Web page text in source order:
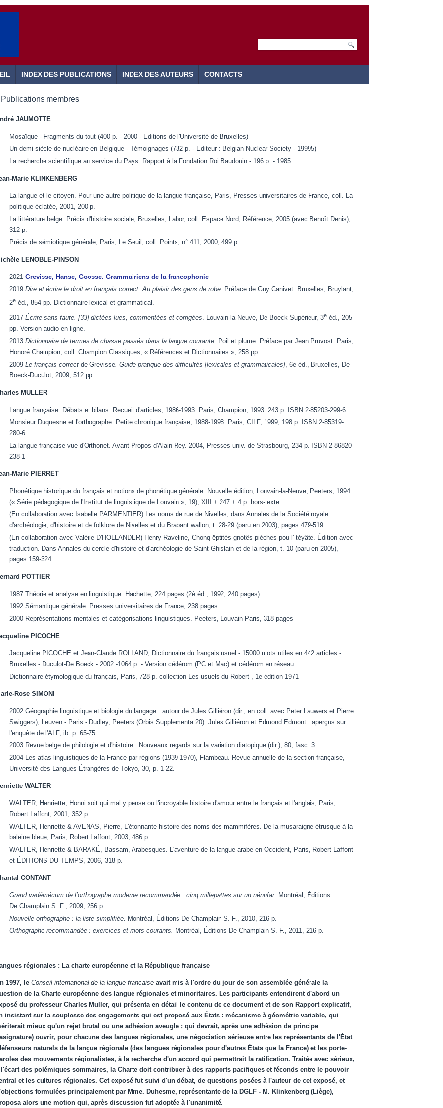
INDEX DES PUBLICATIONS INDEX DES AUTEURS CONTACTS
Publications membres
JAUMOTTE
Mosaïque - Fragments du tout (400 p. - 2000 - Editions de l'Université de Bruxelles)
Un demi-siècle de nucléaire en Belgique - Témoignages (732 p. - Editeur : Belgian Nuclear Society - 19995)
La recherche scientifique au service du Pays. Rapport à la Fondation Roi Baudouin - 196 p. - 1985
Marie KLINKENBERG
La langue et le citoyen. Pour une autre politique de la langue française, Paris, Presses universitaires de France, coll. La
politique éclatée, 2001, 200 p.
La littérature belge. Précis d'histoire sociale, Bruxelles, Labor, coll. Espace Nord, Référence, 2005 (avec Benoît Denis),
312 p.
Précis de sémiotique générale, Paris, Le Seuil, coll. Points, n° 411, 2000, 499 p.
LENOBLE-PINSON
2021 Grevisse, Hanse, Goosse. Grammairiens de la francophonie
2019 Dire et écrire le droit en français correct. Au plaisir des gens de robe. Préface de Guy Canivet. Bruxelles, Bruylant,
2e éd., 854 pp. Dictionnaire lexical et grammatical.
2017 Écrire sans faute. [33] dictées lues, commentées et corrigées. Louvain-la-Neuve, De Boeck Supérieur, 3e éd., 205
pp. Version audio en ligne.
2013 Dictionnaire de termes de chasse passés dans la langue courante . Poil et plume. Préface par Jean Pruvost. Paris,
Honoré Champion, coll. Champion Classiques, « Références et Dictionnaires », 258 pp.
2009 Le français correct de Grevisse . Guide pratique des difficultés [lexicales et grammaticales] , 6e éd., Bruxelles, De
Boeck-Duculot, 2009, 512 pp.
MULLER
Langue française. Débats et bilans. Recueil d'articles, 1986-1993. Paris, Champion, 1993. 243 p. ISBN 2-85203-299-6
Monsieur Duquesne et l'orthographe. Petite chronique française, 1988-1998. Paris, CILF, 1999, 198 p. ISBN 2-85319-
280-6.
La langue française vue d'Orthonet. Avant-Propos d'Alain Rey. 2004, Presses univ. de Strasbourg, 234 p. ISBN 2-86820
238-1
Marie PIERRET
Phonétique historique du français et notions de phonétique générale. Nouvelle édition, Louvain-la-Neuve, Peeters, 1994
(« Série pédagogique de l'Institut de linguistique de Louvain », 19), XIII + 247 + 4 p. hors-texte.
(En collaboration avec Isabelle PARMENTIER) Les noms de rue de Nivelles, dans Annales de la Société royale
d'archéologie, d'histoire et de folklore de Nivelles et du Brabant wallon, t. 28-29 (paru en 2003), pages 479-519.
(En collaboration avec Valérie D'HOLLANDER) Henry Raveline, Chonq ëptités gnotës pièches pou l' téyâte. Édition avec
traduction. Dans Annales du cercle d'histoire et d'archéologie de Saint-Ghislain et de la région, t. 10 (paru en 2005),
pages 159-324.
POTTIER
1987 Théorie et analyse en linguistique. Hachette, 224 pages (2è éd., 1992, 240 pages)
1992 Sémantique générale. Presses universitaires de France, 238 pages
2000 Représentations mentales et catégorisations linguistiques. Peeters, Louvain-Paris, 318 pages
PICOCHE
Jacqueline PICOCHE et Jean-Claude ROLLAND, Dictionnaire du français usuel - 15000 mots utiles en 442 articles -
Bruxelles - Duculot-De Boeck - 2002 -1064 p. - Version cédérom (PC et Mac) et cédérom en réseau.
Dictionnaire étymologique du français, Paris, 728 p. collection Les usuels du Robert , 1e édition 1971
Rose SIMONI
2002 Géographie linguistique et biologie du langage : autour de Jules Gilliéron (dir., en coll. avec Peter Lauwers et Pierre
Swiggers), Leuven - Paris - Dudley, Peeters (Orbis Supplementa 20). Jules Gilliéron et Edmond Edmont : aperçus sur
l'enquête de l'ALF, ib. p. 65-75.
2003 Revue belge de philologie et d'histoire : Nouveaux regards sur la variation diatopique (dir.), 80, fasc. 3.
2004 Les atlas linguistiques de la France par régions (1939-1970), Flambeau. Revue annuelle de la section française,
Université des Langues Étrangères de Tokyo, 30, p. 1-22.
WALTER
WALTER, Henriette, Honni soit qui mal y pense ou l'incroyable histoire d'amour entre le français et l'anglais, Paris,
Robert Laffont, 2001, 352 p.
WALTER, Henriette & AVENAS, Pierre, L'étonnante histoire des noms des mammifères. De la musaraigne étrusque à la
baleine bleue, Paris, Robert Laffont, 2003, 486 p.
WALTER, Henriette & BARAKÉ, Bassam, Arabesques. L'aventure de la langue arabe en Occident, Paris, Robert Laffont
et ÉDITIONS DU TEMPS, 2006, 318 p.
CONTANT
Grand vadémécum de l’orthographe moderne recommandée : cinq millepattes sur un nénufar. Montréal, Éditions
De Champlain S. F., 2009, 256 p.
Nouvelle orthographe : la liste simplifiée. Montréal, Éditions De Champlain S. F., 2010, 216 p
Orthographe recommandée : exercices et mots courants.
Montréal, Éditions De Champlain S. F., 2011, 216 p
régionales : La charte européenne et la République française
1997, le Conseil international de la langue française avait mis à l'ordre du jour de son assemblée générale la
de la Charte européenne des langue régionales et minoritaires. Les participants entendirent d'abord un
du professeur Charles Muller, qui présenta en détail le contenu de ce document et de son Rapport explicatif,
insistant sur la souplesse des engagements qui est proposé aux États : mécanisme à géométrie variable, qui
mieux qu'un rejet brutal ou une adhésion aveugle ; qui devrait, après une adhésion de principe
ouvrir, pour chacune des langues régionales, une négociation sérieuse entre les représentants de l'État
naturels de la langue régionale (des langues régionales pour d'autres États que la France) et les porte-
des mouvements régionalistes, à la recherche d'un accord qui permettrait la ratification. Traitée avec sérieux,
l'écart des polémiques sommaires, la Charte doit contribuer à des rapports pacifiques et féconds entre le pouvoir
et les cultures régionales. Cet exposé fut suivi d'un débat, de questions posées à l'auteur de cet exposé, et
formulées principalement par Mme. Duhesme, représentante de la DGLF - M. Klinkenberg (Liège),
alors une motion qui, après discussion fut adoptée à l'unanimité.